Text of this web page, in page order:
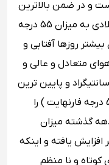
را داراست و در ضمن بالاترین
دما ثبت شده در دبی در سال 2002 میلادی به میزان 55 درجه
روزها آفتابی و
متعادل و عالی و
درجه حرارت 23 درجه سانتیگراد و پایین ترین
در هنگام شب 14 درجه سانتیگراد ( 57 درجه فارنهایت ) را
گذشته میزان
بارندگی تا 150 میلیمتر افزایش یافته و اینکه
کوتاه و نا منظم